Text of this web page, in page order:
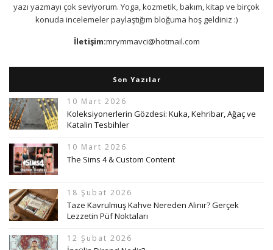
yazı yazmayı çok seviyorum. Yoga, kozmetik, bakım, kitap ve birçok
konuda incelemeler paylaştığım bloğuma hoş geldiniz :)
İletişim:mrymmavci@hotmail.com
Son Yazılar
10 Mart 2026
Koleksiyonerlerin Gözdesi: Kuka, Kehribar, Ağaç ve
Katalin Tesbihler
10 Mart 2026
The Sims 4 & Custom Content
18 Şubat 2026
Taze Kavrulmuş Kahve Nereden Alınır? Gerçek
Lezzetin Püf Noktaları
12 Şubat 2026